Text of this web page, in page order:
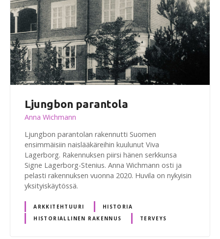
Ljungbon parantola
Anna Wichmann
Ljungbon parantolan rakennutti Suomen
ensimmäisiin naislääkäreihin kuulunut Viva
Lagerborg. Rakennuksen piirsi hänen serkkunsa
Signe Lagerborg-Stenius. Anna Wichmann osti ja
pelasti rakennuksen vuonna 2020. Huvila on nykyisin
yksityiskäytössä.
ARKKITEHTUURI
HISTORIA
HISTORIALLINEN RAKENNUS
TERVEYS